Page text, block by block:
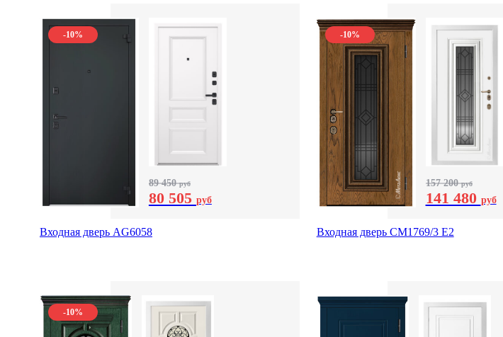
-10%
89 450руб
80 505 руб
Входная дверь AG6058
-10%
157 200руб
141 480 руб
Входная дверь СМ1769/3 Е2
-10%